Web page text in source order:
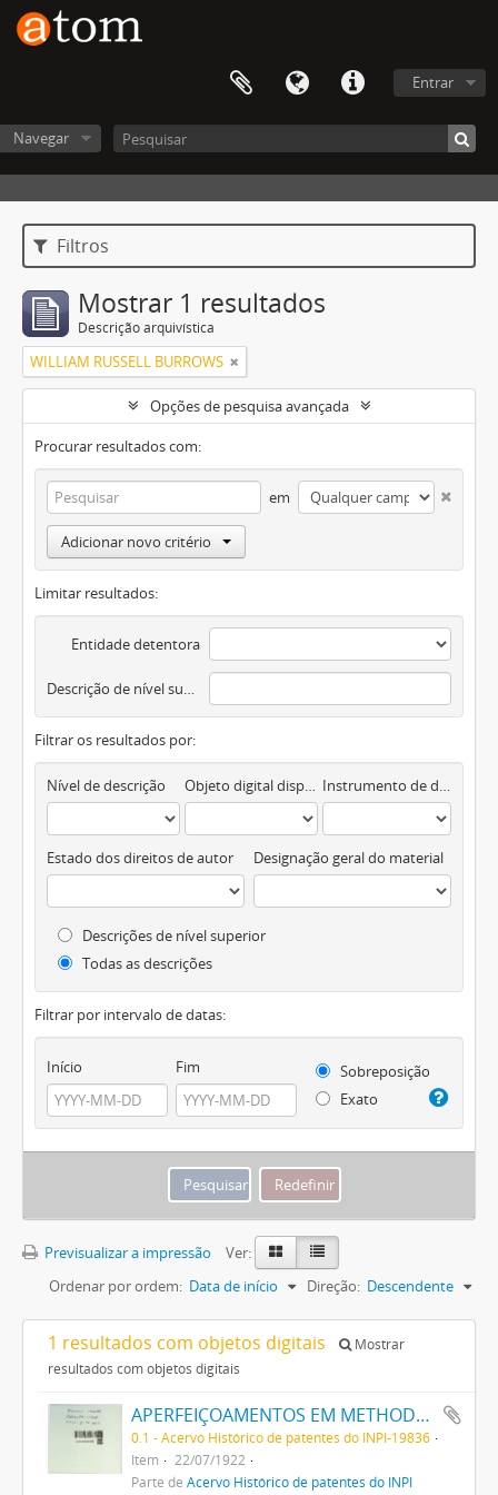
Entrar
Navegar
Filtros
Mostrar 1 resultados
Descrição arquivística
WILLIAM RUSSELL BURROWS
Opções de pesquisa avançada
Procurar resultados com:
em
Adicionar novo critério
Limitar resultados:
Entidade detentora
Descrição de nível superior
Filtrar os resultados por:
Nível de descrição Objeto digital disponível Instrumento de descrição documental
Estado dos direitos de autor Designação geral do material
Descrições de nível superior
Todas as descrições
Filtrar por intervalo de datas:
Início Fim
Sobreposição
Exato
Previsualizar a impressão
Ver:
Ordenar por ordem: Data de início Direção: Descendente
1 resultados com objetos digitais
Mostrar
resultados com objetos digitais
APERFEIÇOAMENTOS EM METHODOS DE MANUFACTURAR EMBASES PARA FILAMENTOS DE LAMPADAS, E ARTIGOS ANALOGOS
0.1 - Acervo Histórico de patentes do INPI-19836
Item
22/07/1922
Parte de Acervo Histórico de patentes do INPI